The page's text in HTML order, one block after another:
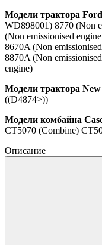
Модели трактора
WD898001) 8770 (Non
(Non emissionised
8670A (Non
8870A (Non
engine)
Модели трактора
((D4874>))
Модели комбайна
CT5070 (Combine)
Описание